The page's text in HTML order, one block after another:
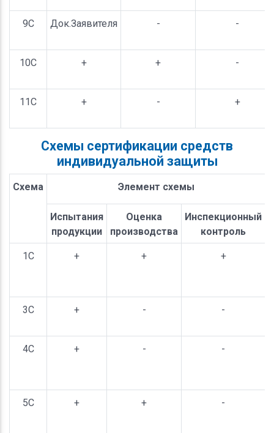
9С Док.Заявителя - -
10С + + -
11С + - +
Схемы сертификации средств
индивидуальной защиты
Схема Элемент схемы
Испытания
продукции
Оценка
производства
Инспекционный
контроль
1С + + +
3С + -
-
4С + -
-
5С + + -